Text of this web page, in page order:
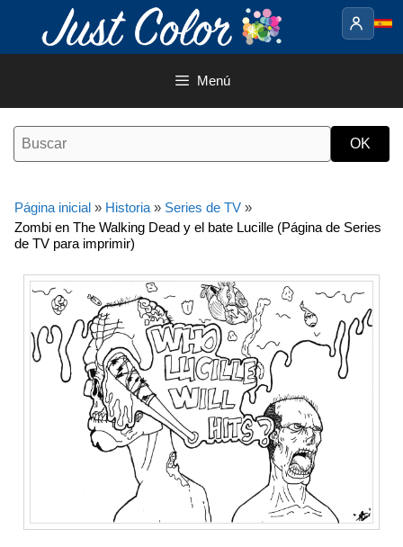
contenido
Menú
Página inicial » Historia » Series de TV »
Zombi en The Walking Dead y el bate Lucille (Página de Series
de TV para imprimir)